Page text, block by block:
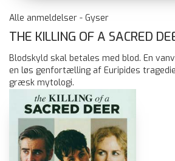
Alle anmeldelser - Gyser
THE KILLING OF A SACRED
Blodskyld skal betales med blod. En
en løs genfortælling af Euripides
græsk mytologi.